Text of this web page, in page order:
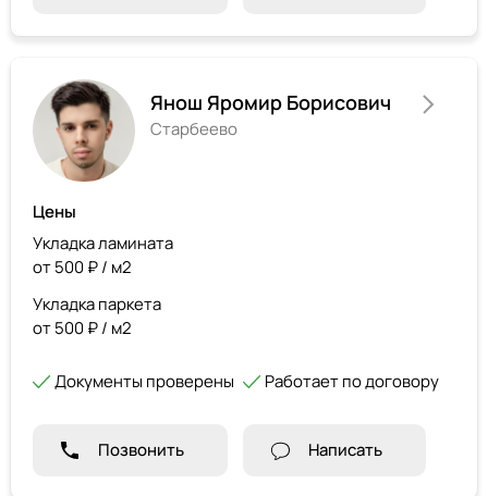
Янош Яромир Борисович
Старбеево
Цены
Укладка ламината
от 500 ₽ / м2
Укладка паркета
от 500 ₽ / м2
Документы проверены Работает по договору
Позвонить Написать